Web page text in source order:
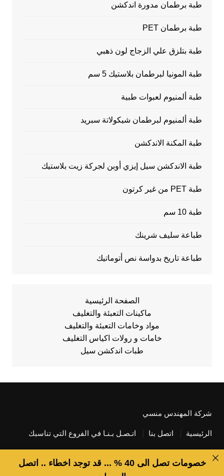
طبة برطمان مدورة اندكشن
طبة برطمان PET
طبة بتلزق علي الزجاج لون ذهبي
طبة المونيا لبرطمان بلاستيك 5 سم
طبة ألمنيوم لعبوات طبية
طبة ألمنيوم لبرطمان شيكولاتة سبريد
طبة المكنة الاندكشن
طبة الاندكشن سيل إيزي أوبن لجركة زيت بلاستيك
طبة PET من غير كرتون
طبة 10 سم
طباعة سليف شرينك
طباعة تاريخ بدواسة نص أتوماتيك
الصفحة الرئيسية
ماكينات التعبئة والتغليف
مواد وخامات التعبئة والتغليف
خامات و رولات اكياس التغليف
طبات اندكشن سيل
شركة المهندس منسي
الرئيسية اتصل بنا اتـصـل بـنـا في الفروع التي تناسبك
خصومات تصل الى 40 % ... قد توجد اخطاء .. اتصل